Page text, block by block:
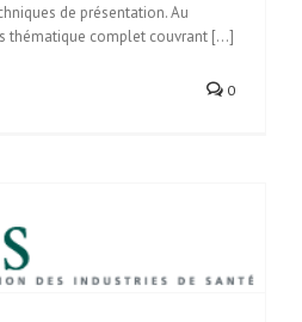
de présentation. Au
thématique complet couvrant [...]
0